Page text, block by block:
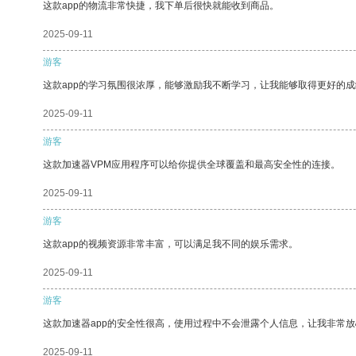
这款app的物流非常快捷，我下单后很快就能收到商品。
2025-09-11
游客
这款app的学习氛围很浓厚，能够激励我不断学习，让我能够取得更好的成
2025-09-11
游客
这款加速器VPM应用程序可以给你提供全球覆盖和最高安全性的连接。
2025-09-11
游客
这款app的视频资源非常丰富，可以满足我不同的娱乐需求。
2025-09-11
游客
这款加速器app的安全性很高，使用过程中不会泄露个人信息，让我非常放
2025-09-11